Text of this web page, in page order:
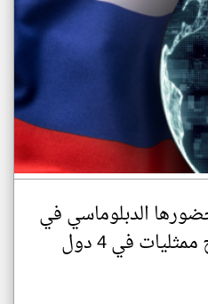
الدبلوماسي في
إفريقيا بافتتاح ممثليات في 4 دول